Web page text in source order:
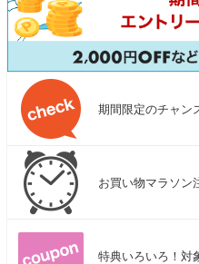
期間限定のチャン
お買い物マラソン
特典いろいろ！対